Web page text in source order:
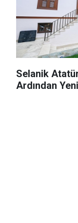
Selanik
Ardından